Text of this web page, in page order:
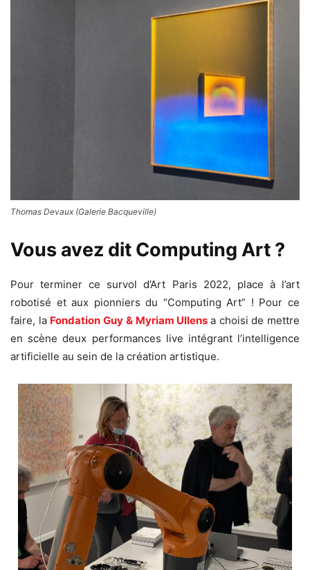
Thomas Devaux (Galerie Bacqueville)
Vous avez dit Computing Art ?
Pour terminer ce survol d’Art Paris 2022, place à l’art
robotisé et aux pionniers du “Computing Art” ! Pour ce
faire, la Fondation Guy & Myriam Ullens a choisi de mettre
en scène deux performances live intégrant l’intelligence
artificielle au sein de la création artistique.